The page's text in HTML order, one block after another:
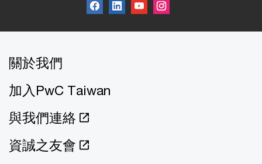
關於我們
加入PwC Taiwan
與我們連絡
資誠之友會